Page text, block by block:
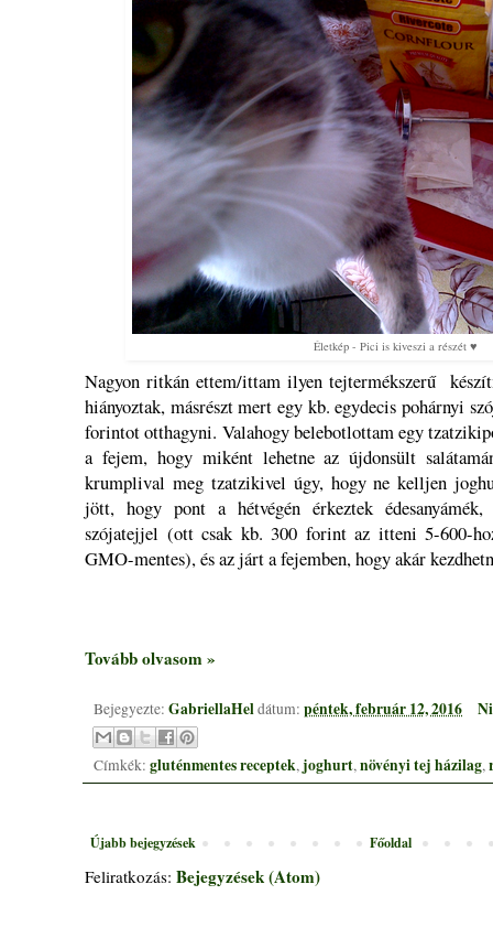
Életkép - Pici is kiveszi a részét ♥
Nagyon ritkán ettem/ittam ilyen tejtermékszerű
hiányoztak, másrészt mert egy kb. egydecis pohárnyi
forintot otthagyni. Valahogy belebotlottam egy
a fejem, hogy miként lehetne az újdonsült
krumplival meg tzatzikivel úgy, hogy ne kelljen
jött, hogy pont a hétvégén érkeztek
szójatejjel (ott csak kb. 300 forint az itteni 5-600-
GMO-mentes), és az járt a fejemben, hogy akár
Tovább olvasom »
Bejegyezte: GabriellaHeldátum: péntek, február 12, 2016
Címkék: gluténmentes receptek, joghurt,növényi tej házilag,
Újabb bejegyzések Főoldal
Feliratkozás: Bejegyzések (Atom)